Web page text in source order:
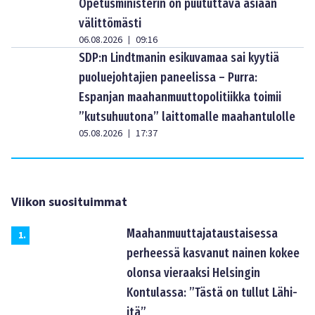
Opetusministerin on puututtava asiaan
välittömästi
06.08.2026 | 09:16
SDP:n Lindtmanin esikuvamaa sai kyytiä
puoluejohtajien paneelissa – Purra:
Espanjan maahanmuuttopolitiikka toimii
”kutsuhuutona” laittomalle maahantulolle
05.08.2026 | 17:37
Viikon suosituimmat
1.
Maahanmuuttajataustaisessa
perheessä kasvanut nainen kokee
olonsa vieraaksi Helsingin
Kontulassa: ”Tästä on tullut Lähi-